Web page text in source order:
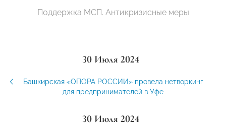
Поддержка МСП. Антикризисные меры
30 Июля 2024
Башкирская «ОПОРА РОССИИ» провела нетворкинг
для предпринимателей в Уфе
30 Июля 2024